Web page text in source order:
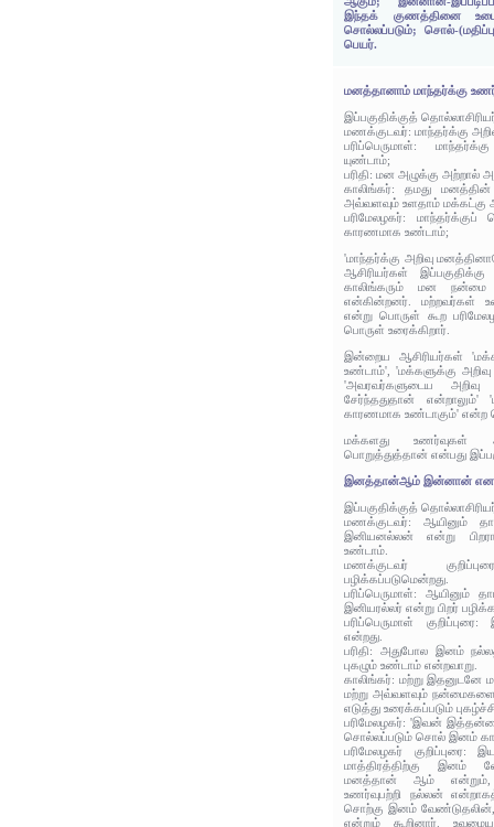
இந்தக் குணத்தினை
சொல்லப்படும்; சொல்-
பெயர்.
மனத்தானாம் மாந்தர்க்கு
இப்பகுதிக்குத்
மணக்குடவர்: மாந்தர்க்கு
பரிப்பெருமாள்:
யுண்டாம்;
பரிதி: மன அழுக்கு அற்றால்
காலிங்கர்: தமது
அவ்வளவும் உளதாம் மக்கட்கு
பரிமேலழகர்:
காரணமாக உண்டாம்;
'மாந்தர்க்கு அறிவு
ஆசிரியர்கள் இப்பகுதிக்கு
காலிங்கரும் மன நன்மை
என்கின்றனர். மற்றவர்கள்
என்று பொருள் கூற
பொருள் உரைக்கிறார்.
இன்றைய ஆசிரியர்கள்
உண்டாம்', 'மக்களுக்கு
'அவரவர்களுடைய
சேர்ந்ததுதான்
காரணமாக உண்டாகும்' என்ற
மக்களது உணர்வுகள்
பொறுத்துத்தான் என்பது
இனத்தான்ஆம் இன்னான்
இப்பகுதிக்குத்
மணக்குடவர்: ஆயினும்
இனியனல்லன் என்று
உண்டாம்.
மணக்குடவர்
பழிக்கப்படுமென்றது.
பரிப்பெருமாள்: ஆயினும்
இனியரல்லர் என்று பிறர்
பரிப்பெருமாள்
என்றது.
பரிதி: அதுபோல இனம்
புகழும் உண்டாம் என்றவாறு.
காலிங்கர்: மற்று
மற்று அவ்வளவும் நன்மைகளை
எடுத்து உரைக்கப்படும்
பரிமேலழகர்: 'இவன்
சொல்லப்படும் சொல் இனம்
பரிமேலழகர் குறிப்புரை:
மாத்திரத்திற்கு இனம்
மனத்தான் ஆம் என்றும்,
உணர்வுபற்றி நல்லன்
சொற்கு இனம்
என்றும் கூறினார்.